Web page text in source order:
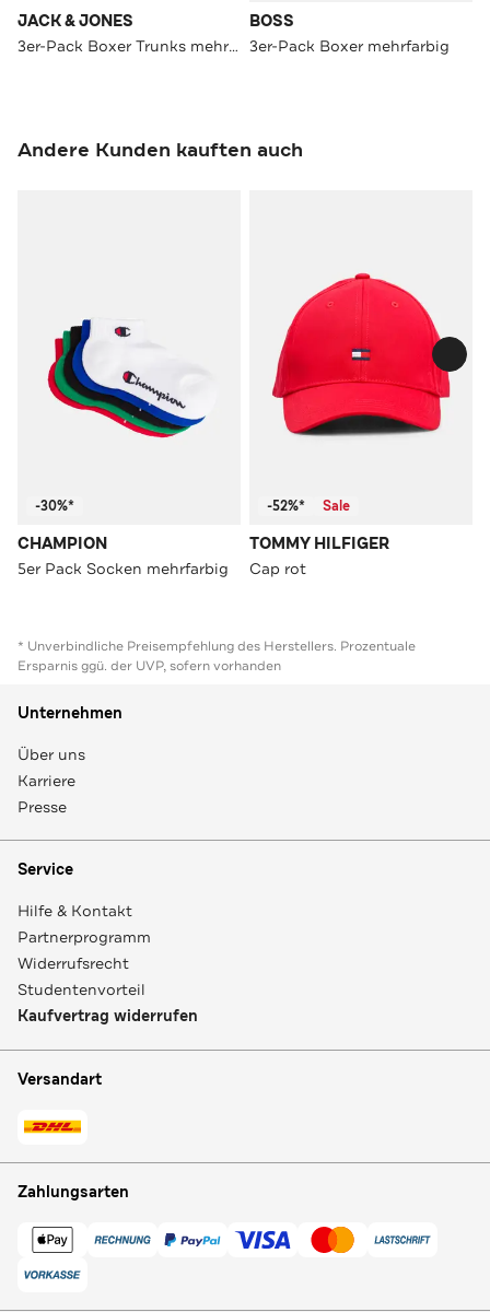
JACK & JONES
3er-Pack Boxer Trunks mehrfarbig
BOSS
3er-Pack Boxer mehrfarbig
Andere Kunden kauften auch
-30%*
CHAMPION
5er Pack Socken mehrfarbig
-52%* Sale
TOMMY HILFIGER
Cap rot
* Unverbindliche Preisempfehlung des Herstellers. Prozentuale
Ersparnis ggü. der UVP, sofern vorhanden
Unternehmen
Über uns
Karriere
Presse
Service
Hilfe & Kontakt
Partnerprogramm
Widerrufsrecht
Studentenvorteil
Kaufvertrag widerrufen
Versandart
Zahlungsarten